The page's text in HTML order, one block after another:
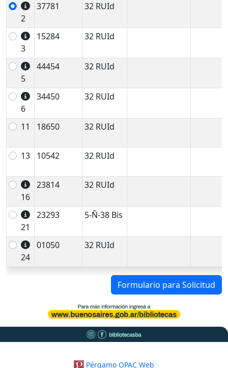
2
37781 32 RUId
3
15284 32 RUId
5
44454 32 RUId
6
34450 32 RUId
11 18650 32 RUId
13 10542 32 RUId
16
23814 32 RUId
21
23293 5-Ñ-38 Bis
24
01050 32 RUId
Formulario para Solicitud
Pérgamo OPAC Web